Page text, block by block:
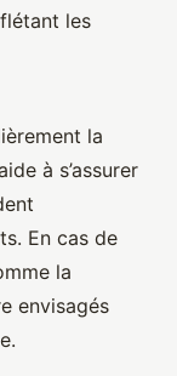
les
la
à s’assurer
En cas de
la
envisagés